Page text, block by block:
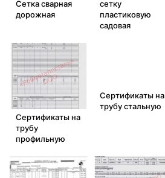
Сетка сварная
дорожная
сетку
пластиковую
садовая
Сертификаты на
трубу
профильную
Сертификаты на
трубу стальную